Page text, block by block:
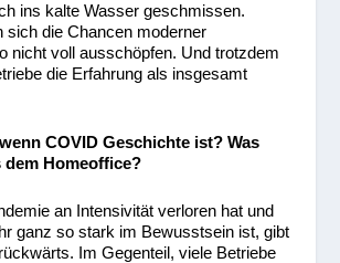
ins kalte Wasser geschmissen.
sich die Chancen moderner
nicht voll ausschöpfen. Und trotzdem
die Erfahrung als insgesamt
COVID Geschichte ist? Was
Homeoffice?
an Intensivität verloren hat und
ganz so stark im Bewusstsein ist, gibt
Im Gegenteil, viele Betriebe